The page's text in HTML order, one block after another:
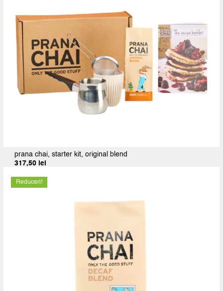
prana chai, starter kit, original blend
317,50 lei
Reduceri!